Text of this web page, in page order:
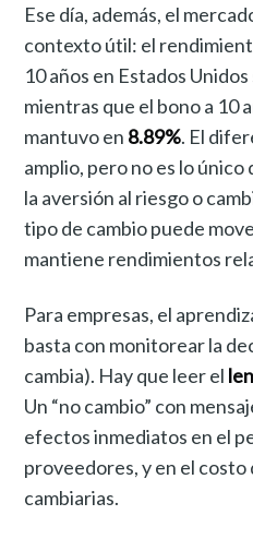
Ese día, además, el
contexto útil: el
10 años en Estados
mientras que el bono a 10
mantuvo en 8.89%. El
amplio, pero no es lo
la aversión al riesgo o
tipo de cambio puede
mantiene rendimientos
Para empresas, el
basta con monitorear la
cambia). Hay que leer el
Un “no cambio” con
efectos inmediatos en el
proveedores, y en el
cambiarias.